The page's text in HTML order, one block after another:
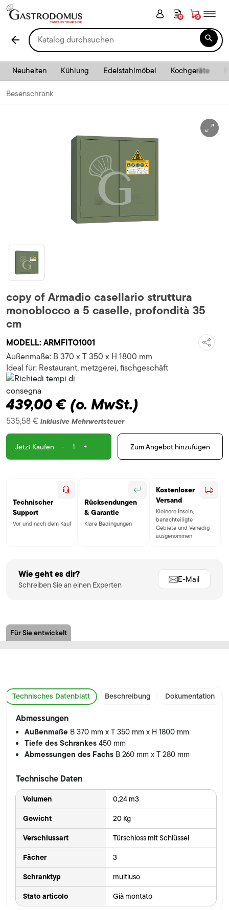
0 0
arrow_back 
Neuheiten Kühlung Edelstahlmöbel Kochgeräte
Besenschrank
copy of Armadio casellario struttura
monoblocco a 5 caselle, profondità 35
cm
MODELL: ARMFITO1001
Außenmaße: B 370 x T 350 x H 1800 mm
439,00 € (o. MwSt.)
535,58 € inklusive Mehrwertsteuer
Ideal für: Restaurant, metzgerei, fischgeschäft
Jetzt Kaufen - + Zum Angebot hinzufügen
Technischer
Support
Vor und nach dem Kauf
Rücksendungen
& Garantie
Klare Bedingungen
Kostenloser
Versand
Kleinere Inseln,
benachteiligte
Gebiete und Venedig
ausgenommen
Wie geht es dir?
Schreiben Sie an einen Experten
E-Mail
Für Sie entwickelt
Technisches Datenblatt Beschreibung Dokumentation
Abmessungen
Außenmaße B 370 mm x T 350 mm x H 1800 mm
Tiefe des Schrankes450 mm
Abmessungen des Fachs B 260 mm x T 280 mm
Technische Daten
Volumen 0,24 m3
Gewicht 20 Kg
Verschlussart Türschloss mit Schlüssel
Fächer 3
Schranktyp multiuso
Stato articolo Già montato